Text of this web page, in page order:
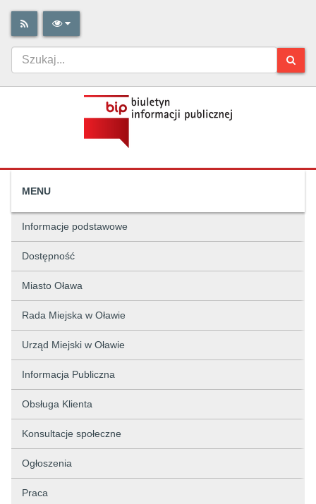
MENU
Informacje podstawowe
Dostępność
Miasto Oława
Rada Miejska w Oławie
Urząd Miejski w Oławie
Informacja Publiczna
Obsługa Klienta
Konsultacje społeczne
Ogłoszenia
Praca